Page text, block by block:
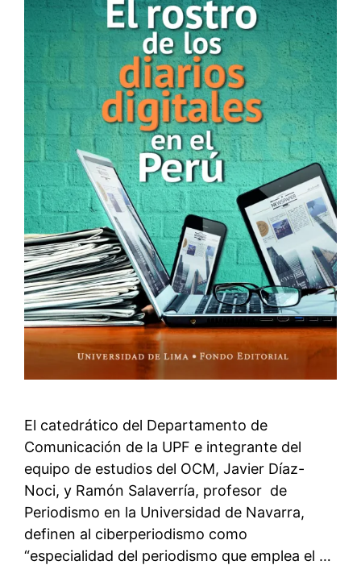
El catedrático del Departamento de
Comunicación de la UPF e integrante del
equipo de estudios del OCM, Javier Díaz-
Noci, y Ramón Salaverría, profesor de
Periodismo en la Universidad de Navarra,
definen al ciberperiodismo como
“especialidad del periodismo que emplea el …